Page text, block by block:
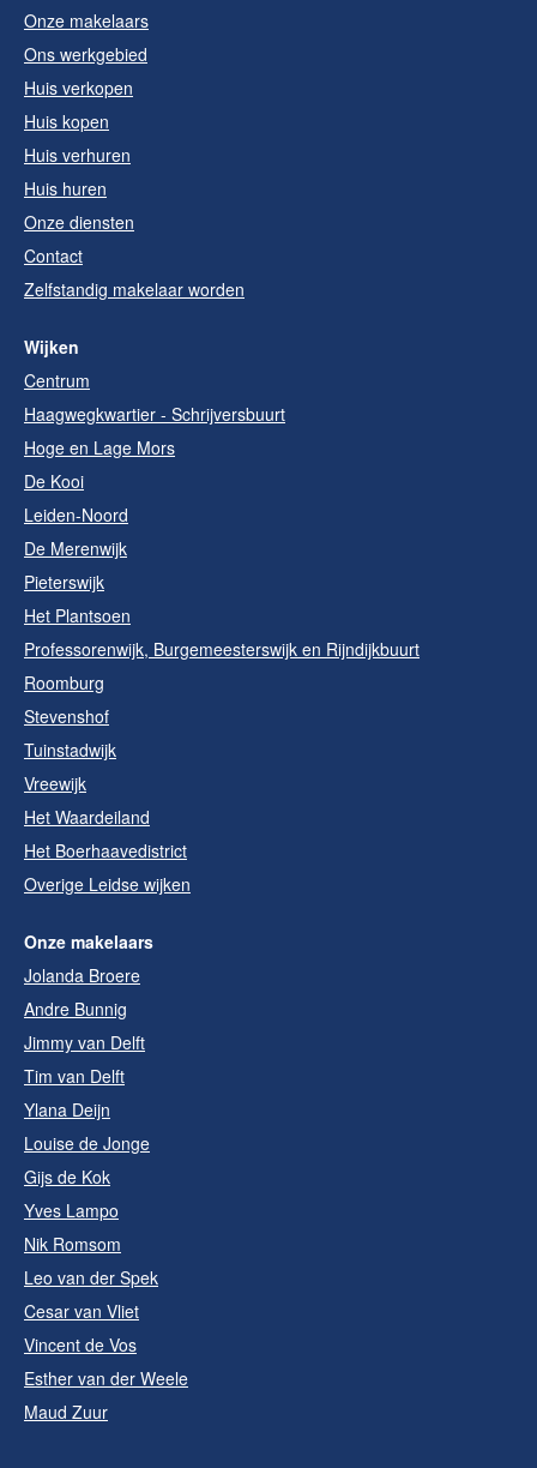
Onze makelaars
Ons werkgebied
Huis verkopen
Huis kopen
Huis verhuren
Huis huren
Onze diensten
Contact
Zelfstandig makelaar worden
Wijken
Centrum
Haagwegkwartier - Schrijversbuurt
Hoge en Lage Mors
De Kooi
Leiden-Noord
De Merenwijk
Pieterswijk
Het Plantsoen
Professorenwijk, Burgemeesterswijk en Rijndijkbuurt
Roomburg
Stevenshof
Tuinstadwijk
Vreewijk
Het Waardeiland
Het Boerhaavedistrict
Overige Leidse wijken
Onze makelaars
Jolanda Broere
Andre Bunnig
Jimmy van Delft
Tim van Delft
Ylana Deijn
Louise de Jonge
Gijs de Kok
Yves Lampo
Nik Romsom
Leo van der Spek
Cesar van Vliet
Vincent de Vos
Esther van der Weele
Maud Zuur